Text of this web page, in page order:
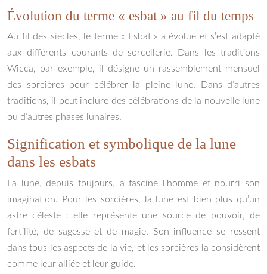
Évolution du terme « esbat » au fil du temps
Au fil des siècles, le terme « Esbat » a évolué et s’est adapté
aux différents courants de sorcellerie. Dans les traditions
Wicca, par exemple, il désigne un rassemblement mensuel
des sorcières pour célébrer la pleine lune. Dans d’autres
traditions, il peut inclure des célébrations de la nouvelle lune
ou d’autres phases lunaires.
Signification et symbolique de la lune
dans les esbats
La lune, depuis toujours, a fasciné l’homme et nourri son
imagination. Pour les sorcières, la lune est bien plus qu’un
astre céleste : elle représente une source de pouvoir, de
fertilité, de sagesse et de magie. Son influence se ressent
dans tous les aspects de la vie, et les sorcières la considèrent
comme leur alliée et leur guide.